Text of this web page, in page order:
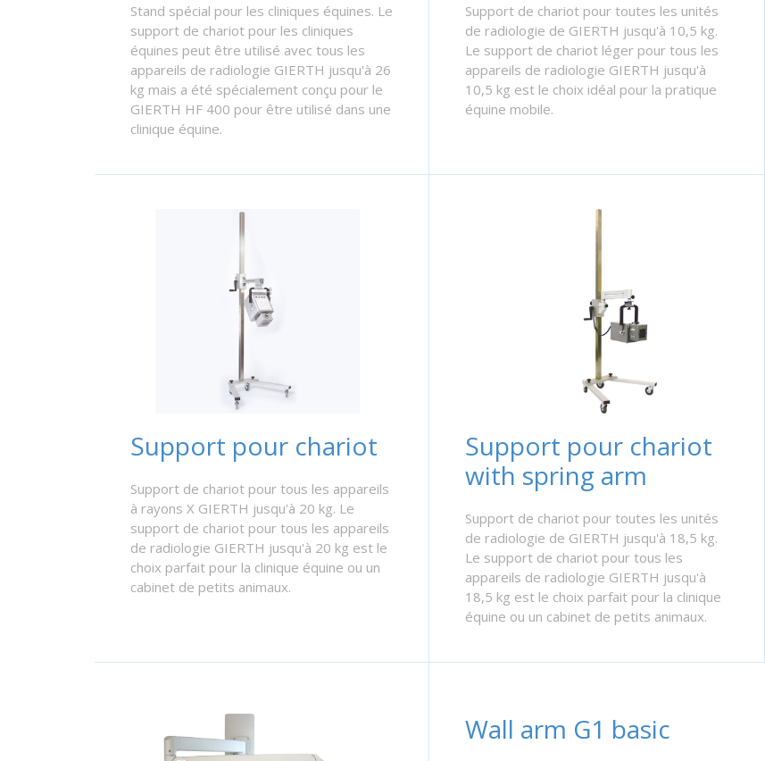
Stand spécial pour les cliniques équines. Le
support de chariot pour les cliniques
équines peut être utilisé avec tous les
appareils de radiologie GIERTH jusqu'à 26
kg mais a été spécialement conçu pour le
GIERTH HF 400 pour être utilisé dans une
clinique équine.
Support de chariot pour toutes les unités
de radiologie de GIERTH jusqu'à 10,5 kg.
Le support de chariot léger pour tous les
appareils de radiologie GIERTH jusqu'à
10,5 kg est le choix idéal pour la pratique
équine mobile.
Support pour chariot
Support de chariot pour tous les appareils
à rayons X GIERTH jusqu'à 20 kg. Le
support de chariot pour tous les appareils
de radiologie GIERTH jusqu'à 20 kg est le
choix parfait pour la clinique équine ou un
cabinet de petits animaux.
Support pour chariot
with spring arm
Support de chariot pour toutes les unités
de radiologie de GIERTH jusqu'à 18,5 kg.
Le support de chariot pour tous les
appareils de radiologie GIERTH jusqu'à
18,5 kg est le choix parfait pour la clinique
équine ou un cabinet de petits animaux.
Wall arm G1 basic